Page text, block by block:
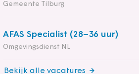
Gemeente Tilburg
AFAS Specialist (28–36 uur)
Omgevingsdienst NL
Bekijk alle vacatures